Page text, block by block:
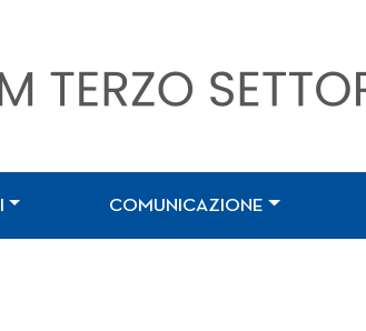
COMUNICAZIONE